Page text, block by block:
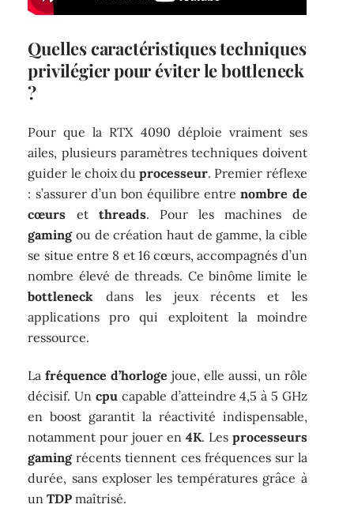
Quelles caractéristiques techniques
privilégier pour éviter le bottleneck
?
Pour que la RTX 4090 déploie vraiment ses
ailes, plusieurs paramètres techniques doivent
guider le choix duprocesseur. Premier réflexe
: s’assurer d’un bon équilibre entrenombre de
cœurs et threads. Pour les machines de
gamingou de création haut de gamme, la cible
se situe entre 8 et 16 cœurs, accompagnés d’un
nombre élevé de threads. Ce binôme limite le
bottleneck dans les jeux récents et les
applications pro qui exploitent la moindre
ressource.
Lafréquence d’horloge joue, elle aussi, un rôle
décisif. Un cpucapable d’atteindre 4,5 à 5 GHz
en boost garantit la réactivité indispensable,
notamment pour jouer en 4K. Les processeurs
gamingrécents tiennent ces fréquences sur la
durée, sans exploser les températures grâce à
unTDP maîtrisé.